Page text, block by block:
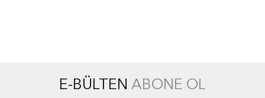
E-BÜLTEN ABONE OL